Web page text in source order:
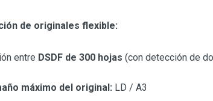
de originales flexible:
entre DSDF de 300 hojas (con detección de
máximo del original: LD / A3